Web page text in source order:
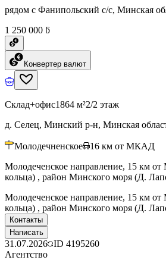
рядом с Фанипольский с/с, Минская
1 250 000 ƃ
Конвертер валют
Склад+офис1864 м²2/2 этаж
д. Селец, Минский р-н, Минская
Молодечненское 16 км от МКАД
Молодеченское направление, 15 км
кольца) , район Минского моря (Д.
Молодеченское направление, 15 км
кольца) , район Минского моря (Д.
Контакты
Написать
31.07.2026 ID 4195260
Агентство